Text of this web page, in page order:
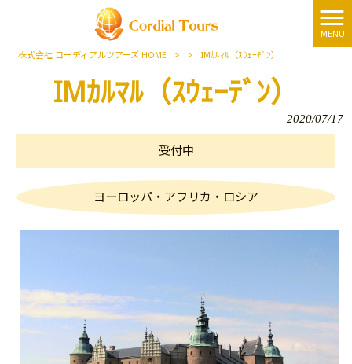
MENU
株式会社 コーディアルツアーズ HOME > > IMｶﾙﾏﾙ（ｽｳｪｰﾃﾞﾝ）
IMｶﾙﾏﾙ（ｽｳｪｰﾃﾞﾝ）
2020/07/17
受付中
ヨーロッパ・アフリカ・ロシア